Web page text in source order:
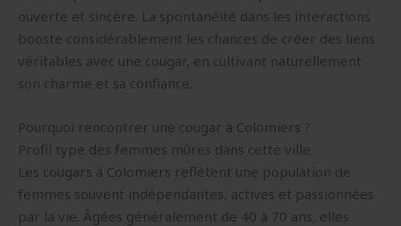
ouverte et sincère. La spontanéité dans les interactions
booste considérablement les chances de créer des liens
véritables avec une cougar, en cultivant naturellement
son charme et sa confiance.
Pourquoi rencontrer une cougar à Colomiers ?
Profil type des femmes mûres dans cette ville
Les cougars à Colomiers reflètent une population de
femmes souvent indépendantes, actives et passionnées
par la vie. Âgées généralement de 40 à 70 ans, elles